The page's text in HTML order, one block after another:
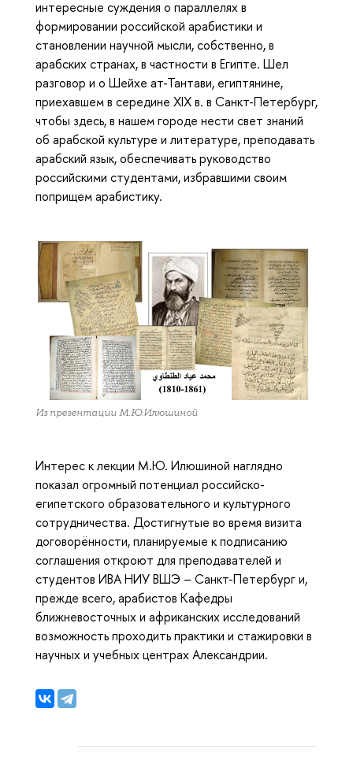
интересные суждения о параллелях в
формировании российской арабистики и
становлении научной мысли, собственно, в
арабских странах, в частности в Египте. Шел
разговор и о Шейхе ат-Тантави, египтянине,
приехавшем в середине XIX в. в Санкт-Петербург,
чтобы здесь, в нашем городе нести свет знаний
об арабской культуре и литературе, преподавать
арабский язык, обеспечивать руководство
российскими студентами, избравшими своим
поприщем арабистику.
Из презентации М.Ю.Илюшиной
Интерес к лекции М.Ю. Илюшиной наглядно
показал огромный потенциал российско-
египетского образовательного и культурного
сотрудничества. Достигнутые во время визита
договорённости, планируемые к подписанию
соглашения откроют для преподавателей и
студентов ИВА НИУ ВШЭ – Санкт-Петербург и,
прежде всего, арабистов Кафедры
ближневосточных и африканских исследований
возможность проходить практики и стажировки в
научных и учебных центрах Александрии.